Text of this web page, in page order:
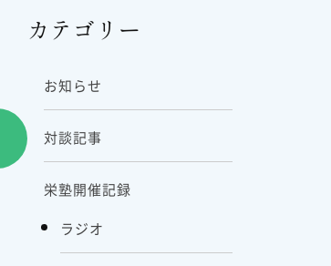
カテゴリー
お知らせ
対談記事
栄塾開催記録
ラジオ